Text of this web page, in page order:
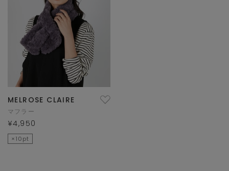
MELROSE CLAIRE
マフラー
¥4,950
×10pt